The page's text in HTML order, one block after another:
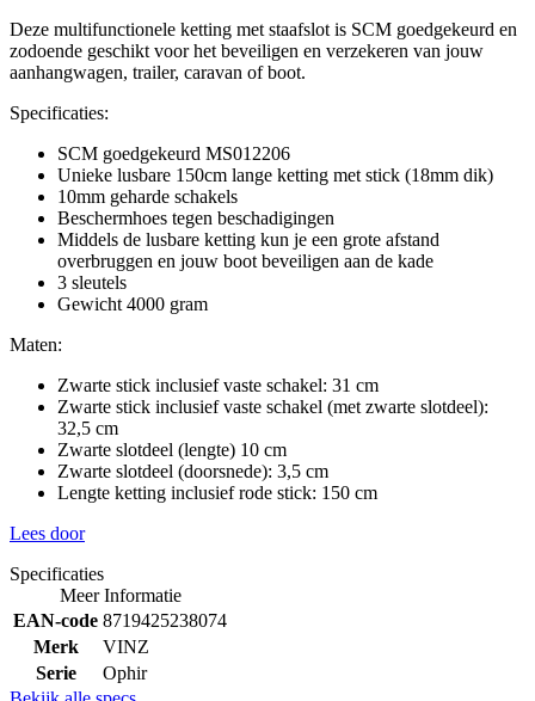
Deze multifunctionele ketting met staafslot is SCM goedgekeurd en
zodoende geschikt voor het beveiligen en verzekeren van jouw
aanhangwagen, trailer, caravan of boot.
Specificaties:
SCM goedgekeurd MS012206
Unieke lusbare 150cm lange ketting met stick (18mm dik)
10mm geharde schakels
Beschermhoes tegen beschadigingen
Middels de lusbare ketting kun je een grote afstand
overbruggen en jouw boot beveiligen aan de kade
3 sleutels
Gewicht 4000 gram
Maten:
Zwarte stick inclusief vaste schakel: 31 cm
Zwarte stick inclusief vaste schakel (met zwarte slotdeel):
32,5 cm
Zwarte slotdeel (lengte) 10 cm
Zwarte slotdeel (doorsnede): 3,5 cm
Lengte ketting inclusief rode stick: 150 cm
Lees door
Specificaties
Meer Informatie
EAN-code 8719425238074
Merk
VINZ
Serie
Ophir